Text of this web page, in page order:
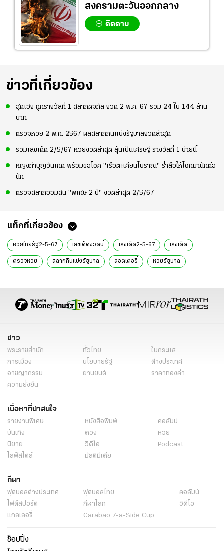
สงครามตะวันออกกลาง
ติดตาม
ข่าวที่เกี่ยวข้อง
สุดเฮง ถูกรางวัลที่ 1 สลากดิจิทัล งวด 2 พ.ค. 67 รวม 24 ใบ 144 ล้าน
บาท
ตรวจหวย 2 พ.ค. 2567 ผลสลากกินแบ่งรัฐบาลงวดล่าสุด
รวมเลขเด็ด 2/5/67 หวยงวดล่าสุด ลุ้นเป็นเศรษฐี รางวัลที่ 1 บ่ายนี้
หญิงทำบุญวันเกิด พร้อมขอโชค "เรือตะเคียนโบราณ" ร่ำลือให้โชคมานักต่อ
นัก
ตรวจสลากออมสิน "พิเศษ 2 ปี" งวดล่าสุด 2/5/67
แท็กที่เกี่ยวข้อง
หวยไทยรัฐ2-5-67 เลขเด็ดงวดนี้ เลขเด็ด2-5-67 เลขเด็ด
ตรวจหวย สลากกินแบ่งรัฐบาล ลอตเตอรี่ หวยรัฐบาล
แม่น้ำหนึ่ง เจ๊ฟองเบียร์ ไอ้ไข่ หวย
ข่าว
พระราชสำนัก ทั่วไทย
ในกระแส
การเมือง
นโยบายรัฐ
ต่างประเทศ
อาชญากรรม
ยานยนต์
ราคาทองคำ
ความยั่งยืน
เนื้อหาที่น่าสนใจ
รายงานพิเศษ หนังสือพิมพ์
คอลัมน์
บันเทิง
ดวง
หวย
นิยาย
วิดีโอ
Podcast
ไลฟ์สไตล์
มัลติมีเดีย
กีฬา
ฟุตบอลต่่างประเทศ ฟุตบอลไทย
คอลัมน์
ไฟต์สปอร์ต
กีฬาโลก
วิดีโอ
แกลเลอรี่
Carabao 7-a-Side Cup
ช็อปปิ้ง